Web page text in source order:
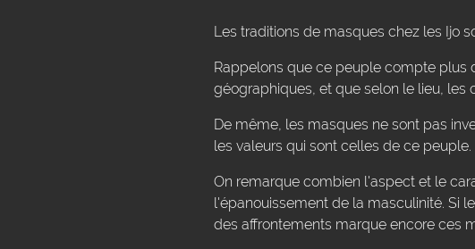
Les traditions de masques chez les Ijo
Rappelons que ce peuple compte plus
géographiques, et que selon le lieu, les
De même, les masques ne sont pas
les valeurs qui sont celles de ce peuple.
On remarque combien l'aspect et le
l'épanouissement de la masculinité. Si
des affrontements marque encore ces